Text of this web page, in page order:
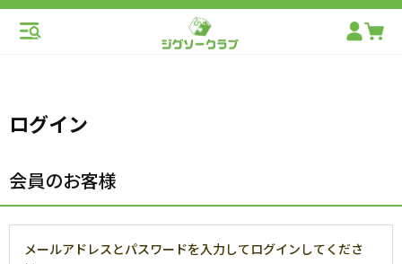
ログイン
会員のお客様
メールアドレスとパスワードを入力してログインしてくださ